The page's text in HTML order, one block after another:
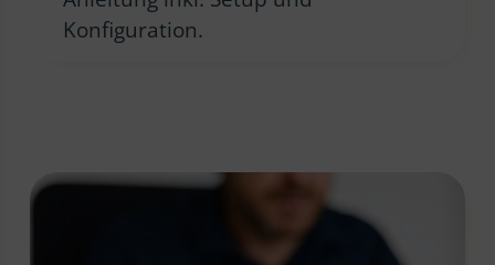
Konfiguration.